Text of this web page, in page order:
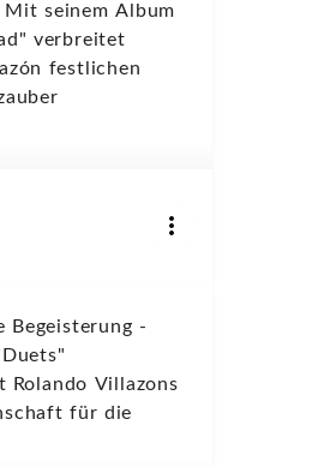
Mit seinem Album
verbreitet
festlichen
Begeisterung -
Rolando Villazons
für die